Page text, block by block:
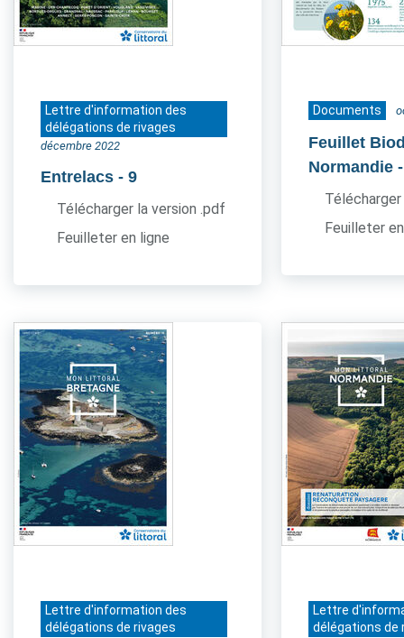
Lettre d'information des
délégations de rivages
décembre 2022
Entrelacs - 9
Télécharger la version .pdf
Feuilleter en ligne
Documents
Feuillet
Normandie
Feuilleter
Lettre d'information des
délégations de rivages
Lettre
délégations de